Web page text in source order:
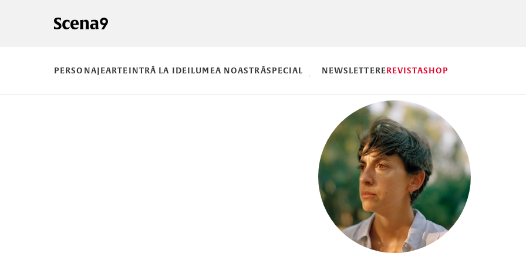
PERSONAJEARTEINTRĂ LA IDEILUMEA NOASTRĂSPECIAL NEWSLETTEREREVISTASHOP